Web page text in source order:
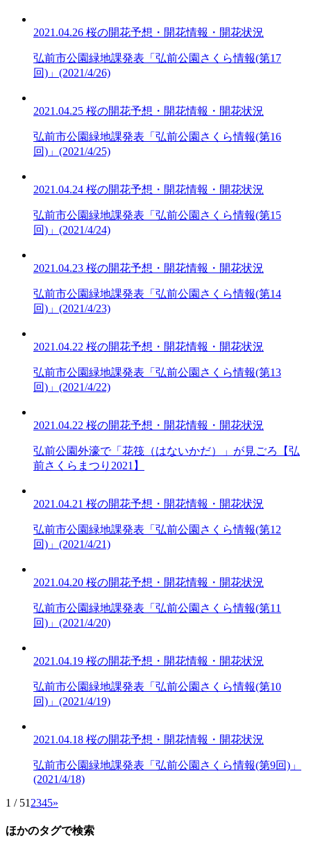
2021.04.26 桜の開花予想・開花情報・開花状況
弘前市公園緑地課発表「弘前公園さくら情報(第17
回)」(2021/4/26)
2021.04.25 桜の開花予想・開花情報・開花状況
弘前市公園緑地課発表「弘前公園さくら情報(第16
回)」(2021/4/25)
2021.04.24 桜の開花予想・開花情報・開花状況
弘前市公園緑地課発表「弘前公園さくら情報(第15
回)」(2021/4/24)
2021.04.23 桜の開花予想・開花情報・開花状況
弘前市公園緑地課発表「弘前公園さくら情報(第14
回)」(2021/4/23)
2021.04.22 桜の開花予想・開花情報・開花状況
弘前市公園緑地課発表「弘前公園さくら情報(第13
回)」(2021/4/22)
2021.04.22 桜の開花予想・開花情報・開花状況
弘前公園外濠で「花筏（はないかだ）」が見ごろ【弘
前さくらまつり2021】
2021.04.21 桜の開花予想・開花情報・開花状況
弘前市公園緑地課発表「弘前公園さくら情報(第12
回)」(2021/4/21)
2021.04.20 桜の開花予想・開花情報・開花状況
弘前市公園緑地課発表「弘前公園さくら情報(第11
回)」(2021/4/20)
2021.04.19 桜の開花予想・開花情報・開花状況
弘前市公園緑地課発表「弘前公園さくら情報(第10
回)」(2021/4/19)
2021.04.18 桜の開花予想・開花情報・開花状況
弘前市公園緑地課発表「弘前公園さくら情報(第9回)」
(2021/4/18)
1 / 51 2345»
ほかのタグで検索